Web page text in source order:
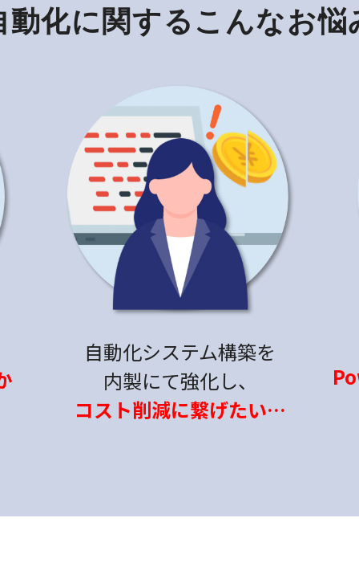
動化に関するこんなお悩
自動化システム構築を
内製にて強化し、
コスト削減に繋げたい…